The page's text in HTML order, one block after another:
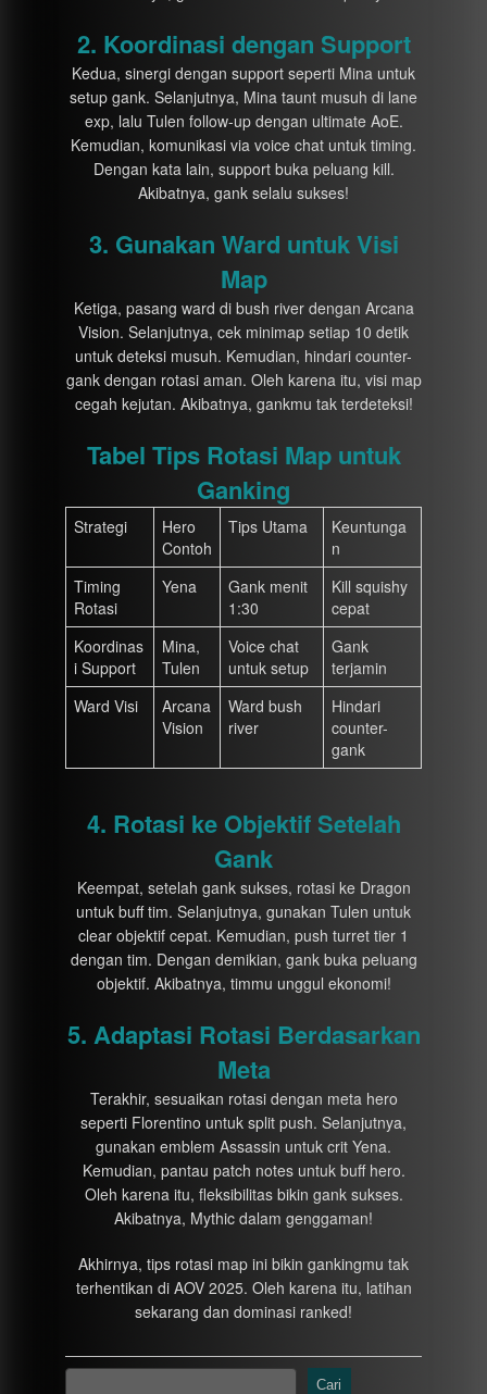
2. Koordinasi dengan Support
Kedua, sinergi dengan support seperti Mina untuk
setup gank. Selanjutnya, Mina taunt musuh di lane
exp, lalu Tulen follow-up dengan ultimate AoE.
Kemudian, komunikasi via voice chat untuk timing.
Dengan kata lain, support buka peluang kill.
Akibatnya, gank selalu sukses!
3. Gunakan Ward untuk Visi
Map
Ketiga, pasang ward di bush river dengan Arcana
Vision. Selanjutnya, cek minimap setiap 10 detik
untuk deteksi musuh. Kemudian, hindari counter-
gank dengan rotasi aman. Oleh karena itu, visi map
cegah kejutan. Akibatnya, gankmu tak terdeteksi!
Tabel Tips Rotasi Map untuk
Ganking
Strategi
Hero
Contoh
Tips Utama
Keuntunga
n
Timing
Rotasi
Yena
Gank menit
1:30
Kill squishy
cepat
Koordinas
i Support
Mina,
Tulen
Voice chat
untuk setup
Gank
terjamin
Ward Visi
Arcana
Vision
Ward bush
river
Hindari
counter-
gank
4. Rotasi ke Objektif Setelah
Gank
Keempat, setelah gank sukses, rotasi ke Dragon
untuk buff tim. Selanjutnya, gunakan Tulen untuk
clear objektif cepat. Kemudian, push turret tier 1
dengan tim. Dengan demikian, gank buka peluang
objektif. Akibatnya, timmu unggul ekonomi!
5. Adaptasi Rotasi Berdasarkan
Meta
Terakhir, sesuaikan rotasi dengan meta hero
seperti Florentino untuk split push. Selanjutnya,
gunakan emblem Assassin untuk crit Yena.
Kemudian, pantau patch notes untuk buff hero.
Oleh karena itu, fleksibilitas bikin gank sukses.
Akibatnya, Mythic dalam genggaman!
Akhirnya, tips rotasi map ini bikin gankingmu tak
terhentikan di AOV 2025. Oleh karena itu, latihan
sekarang dan dominasi ranked!
Cari